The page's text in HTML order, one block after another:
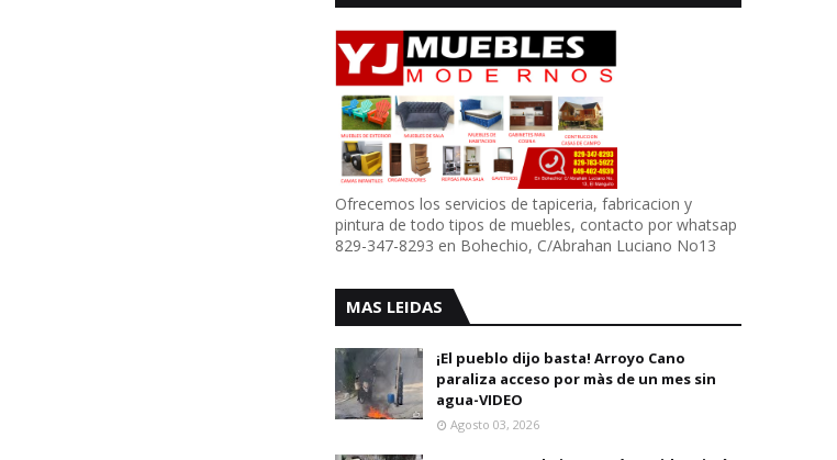
Ofrecemos los servicios de tapiceria, fabricacion y
pintura de todo tipos de muebles, contacto por whatsap
829-347-8293 en Bohechio, C/Abrahan Luciano No13
MAS LEIDAS
¡El pueblo dijo basta! Arroyo Cano
paraliza acceso por màs de un mes sin
agua-VIDEO
Agosto 03, 2026